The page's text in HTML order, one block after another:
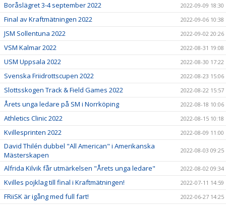
Boråslägret 3-4 september 2022 2022-09-09 18:30
Final av Kraftmätningen 2022 2022-09-06 10:38
JSM Sollentuna 2022 2022-09-02 20:26
VSM Kalmar 2022 2022-08-31 19:08
USM Uppsala 2022 2022-08-30 17:22
Svenska Friidrottscupen 2022 2022-08-23 15:06
Slottsskogen Track & Field Games 2022 2022-08-22 15:57
Årets unga ledare på SM i Norrköping 2022-08-18 10:06
Athletics Clinic 2022 2022-08-15 10:18
Kvillesprinten 2022 2022-08-09 11:00
David Thilén dubbel "All American" i Amerikanska
Mästerskapen
2022-08-03 09:25
Alfrida Kilvik får utmärkelsen "Årets unga ledare" 2022-08-02 09:34
Kvilles pojklag till final i Kraftmätningen! 2022-07-11 14:59
FRiiSK är igång med full fart! 2022-06-27 14:25